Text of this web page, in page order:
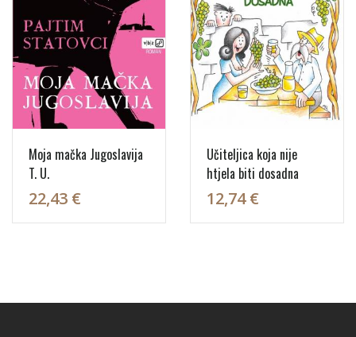
Moja mačka Jugoslavija
T. U.
22,43 €
Učiteljica koja nije
htjela biti dosadna
12,74 €